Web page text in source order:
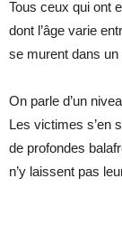
Tous ceux qui ont
dont l’âge varie
se murent dans un
On parle d’un
Les victimes s’en
de profondes
n’y laissent pas